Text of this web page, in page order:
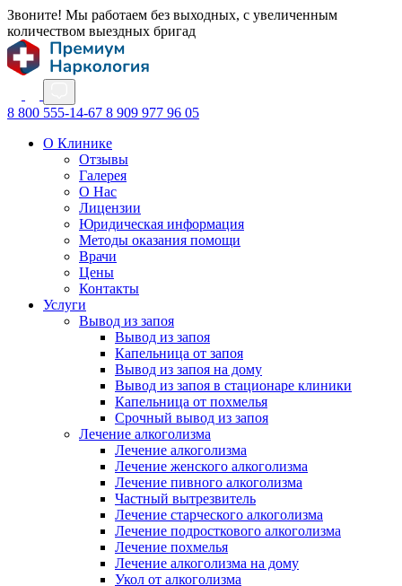
Звоните! Мы работаем без выходных, с увеличенным
количеством выездных бригад
8 800 555-14-67 8 909 977 96 05
О Клинике
Отзывы
Галерея
О Нас
Лицензии
Юридическая информация
Методы оказания помощи
Врачи
Цены
Контакты
Услуги
Вывод из запоя
Вывод из запоя
Капельница от запоя
Вывод из запоя на дому
Вывод из запоя в стационаре клиники
Капельница от похмелья
Срочный вывод из запоя
Лечение алкоголизма
Лечение алкоголизма
Лечение женского алкоголизма
Лечение пивного алкоголизма
Частный вытрезвитель
Лечение старческого алкоголизма
Лечение подросткового алкоголизма
Лечение похмелья
Лечение алкоголизма на дому
Укол от алкоголизма